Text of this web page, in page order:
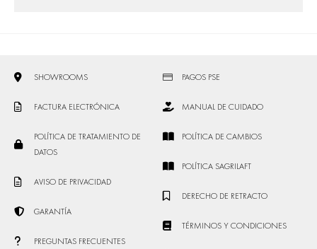
SHOWROOMS
FACTURA ELECTRÓNICA
POLÍTICA DE TRATAMIENTO DE
DATOS
AVISO DE PRIVACIDAD
GARANTÍA
PREGUNTAS FRECUENTES
PAGOS PSE
MANUAL DE CUIDADO
POLÍTICA DE CAMBIOS
POLÍTICA SAGRILAFT
DERECHO DE RETRACTO
TÉRMINOS Y CONDICIONES